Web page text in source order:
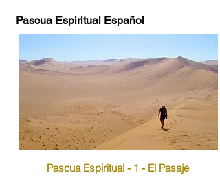
Pascua Espiritual Español
Pascua Espiritual - 1 - El Pasaje